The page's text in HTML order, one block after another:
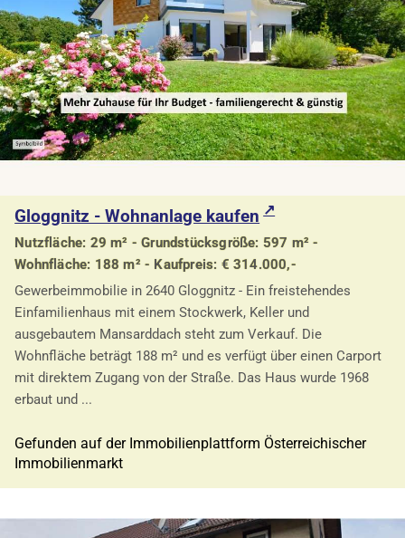
Gloggnitz - Wohnanlage kaufen
Nutzfläche: 29 m² - Grundstücksgröße: 597 m² -
Wohnfläche: 188 m² - Kaufpreis: € 314.000,-
Gewerbeimmobilie in 2640 Gloggnitz - Ein freistehendes
Einfamilienhaus mit einem Stockwerk, Keller und
ausgebautem Mansarddach steht zum Verkauf. Die
Wohnfläche beträgt 188 m² und es verfügt über einen Carport
mit direktem Zugang von der Straße. Das Haus wurde 1968
erbaut und ...
Gefunden auf der Immobilienplattform Österreichischer
Immobilienmarkt